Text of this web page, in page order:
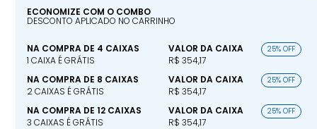
ECONOMIZE COM O COMBO
DESCONTO APLICADO NO CARRINHO
NA COMPRA DE 4 CAIXAS
1 CAIXA É GRÁTIS
VALOR DA CAIXA
R$ 354,17
25% OFF
NA COMPRA DE 8 CAIXAS
2 CAIXAS É GRÁTIS
VALOR DA CAIXA
R$ 354,17
25% OFF
NA COMPRA DE 12 CAIXAS
3 CAIXAS É GRÁTIS
VALOR DA CAIXA
R$ 354,17
25% OFF